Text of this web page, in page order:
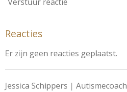
Reacties
Er zijn geen reacties geplaatst.
Jessica Schippers | Autismecoach